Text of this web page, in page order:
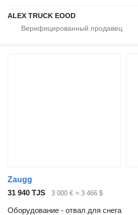
ALEX TRUCK EOOD
Zaugg
31 940 TJS
3 000 € ≈ 3 466 $
Оборудование - отвал для снега